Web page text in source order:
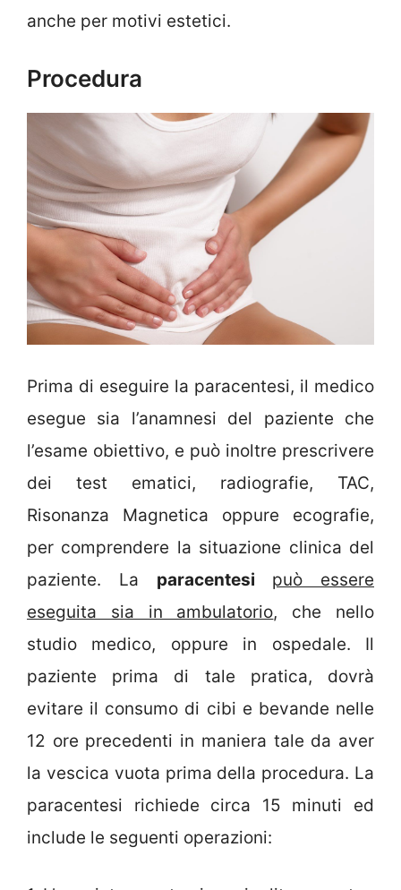
anche per motivi estetici.
Procedura
Prima di eseguire la paracentesi, il medico
esegue sia l’anamnesi del paziente che
l’esame obiettivo, e può inoltre prescrivere
dei test ematici, radiografie, TAC,
Risonanza Magnetica oppure ecografie,
per comprendere la situazione clinica del
paziente. La paracentesi
può essere
eseguita sia in ambulatorio, che nello
studio medico, oppure in ospedale. Il
paziente prima di tale pratica, dovrà
evitare il consumo di cibi e bevande nelle
12 ore precedenti in maniera tale da aver
la vescica vuota prima della procedura. La
paracentesi richiede circa 15 minuti ed
include le seguenti operazioni: